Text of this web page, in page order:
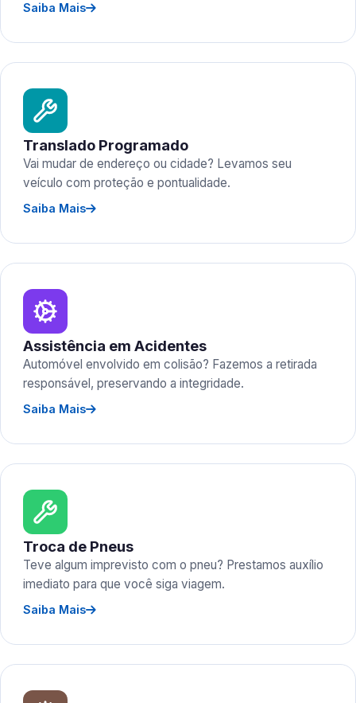
Saiba Mais
Translado Programado
Vai mudar de endereço ou cidade? Levamos seu
veículo com proteção e pontualidade.
Saiba Mais
Assistência em Acidentes
Automóvel envolvido em colisão? Fazemos a retirada
responsável, preservando a integridade.
Saiba Mais
Troca de Pneus
Teve algum imprevisto com o pneu? Prestamos auxílio
imediato para que você siga viagem.
Saiba Mais